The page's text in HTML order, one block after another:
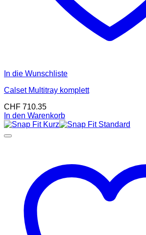
In die Wunschliste
Calset Multitray komplett
CHF 710.35
In den Warenkorb